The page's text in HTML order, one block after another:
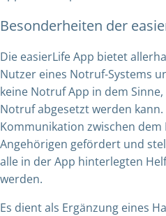
Besonderheiten der
Die easierLife App bietet
Nutzer eines Notruf-Systems
keine Notruf App in dem
Notruf abgesetzt werden
Kommunikation zwischen
Angehörigen gefördert und
alle in der App hinterlegten
werden.
Es dient als Ergänzung eines